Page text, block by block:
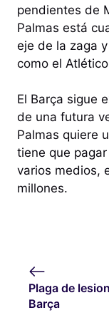
pendientes de
Palmas está
eje de la zaga
como el
El Barça sigue
de una futura
Palmas quiere
tiene que
varios medios,
millones.
Plaga de
Barça